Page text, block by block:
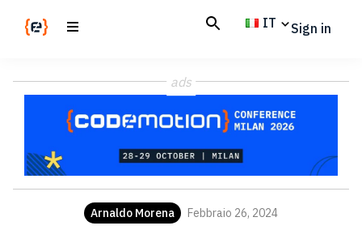
Magazine
code
IT Sign in
ads
Arnaldo Morena Febbraio 26, 2024